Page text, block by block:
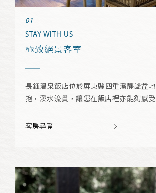
STAY WITH US
極致絕景客室
長鈺溫泉飯店位於屏東縣四重溪靜謐盆
抱，溪水流貫，讓您在飯店裡亦能夠感受
客房尋覓